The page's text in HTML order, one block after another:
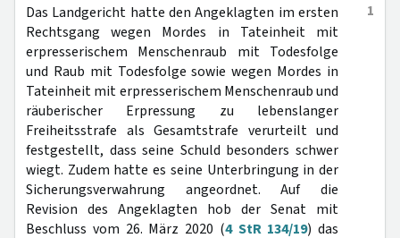
1
Das Landgericht hatte den Angeklagten im ersten
Rechtsgang wegen Mordes in Tateinheit mit
erpresserischem Menschenraub mit Todesfolge
und Raub mit Todesfolge sowie wegen Mordes in
Tateinheit mit erpresserischem Menschenraub und
räuberischer Erpressung zu lebenslanger
Freiheitsstrafe als Gesamtstrafe verurteilt und
festgestellt, dass seine Schuld besonders schwer
wiegt. Zudem hatte es seine Unterbringung in der
Sicherungsverwahrung angeordnet. Auf die
Revision des Angeklagten hob der Senat mit
Beschluss vom 26. März 2020 (4 StR 134/19) das